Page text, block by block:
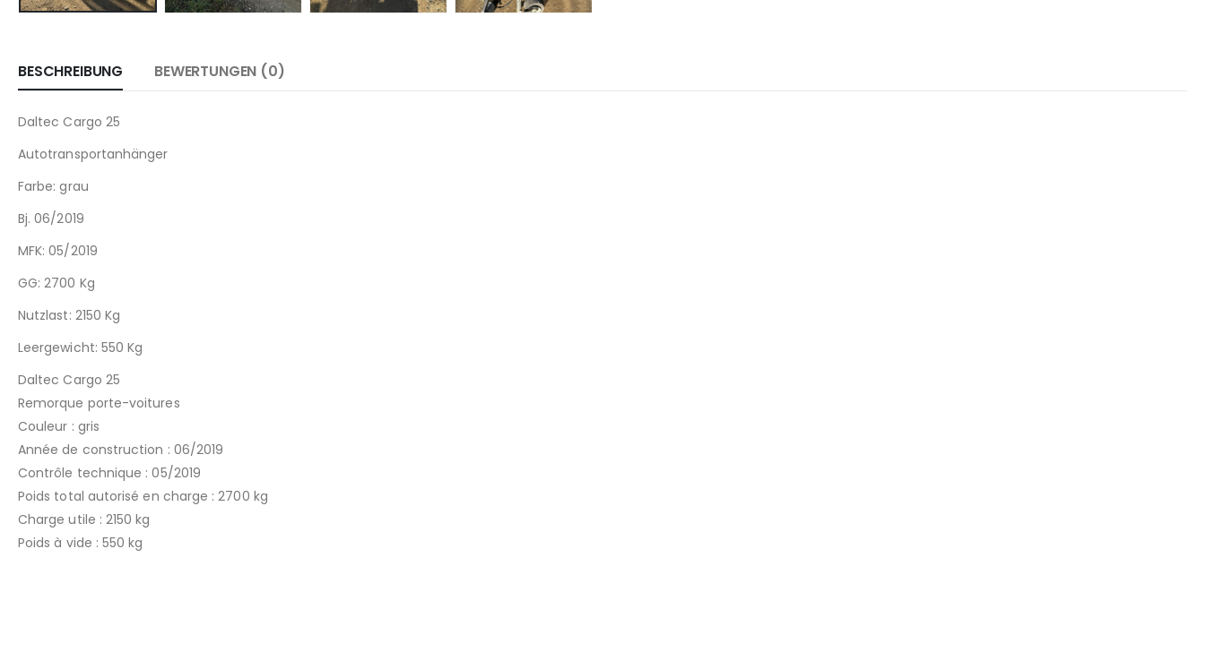
BESCHREIBUNG BEWERTUNGEN (0)
Daltec Cargo 25
Autotransportanhänger
Farbe: grau
Bj. 06/2019
MFK: 05/2019
GG: 2700 Kg
Nutzlast: 2150 Kg
Leergewicht: 550 Kg
Daltec Cargo 25
Remorque porte-voitures
Couleur : gris
Année de construction : 06/2019
Contrôle technique : 05/2019
Poids total autorisé en charge : 2700 kg
Charge utile : 2150 kg
Poids à vide : 550 kg